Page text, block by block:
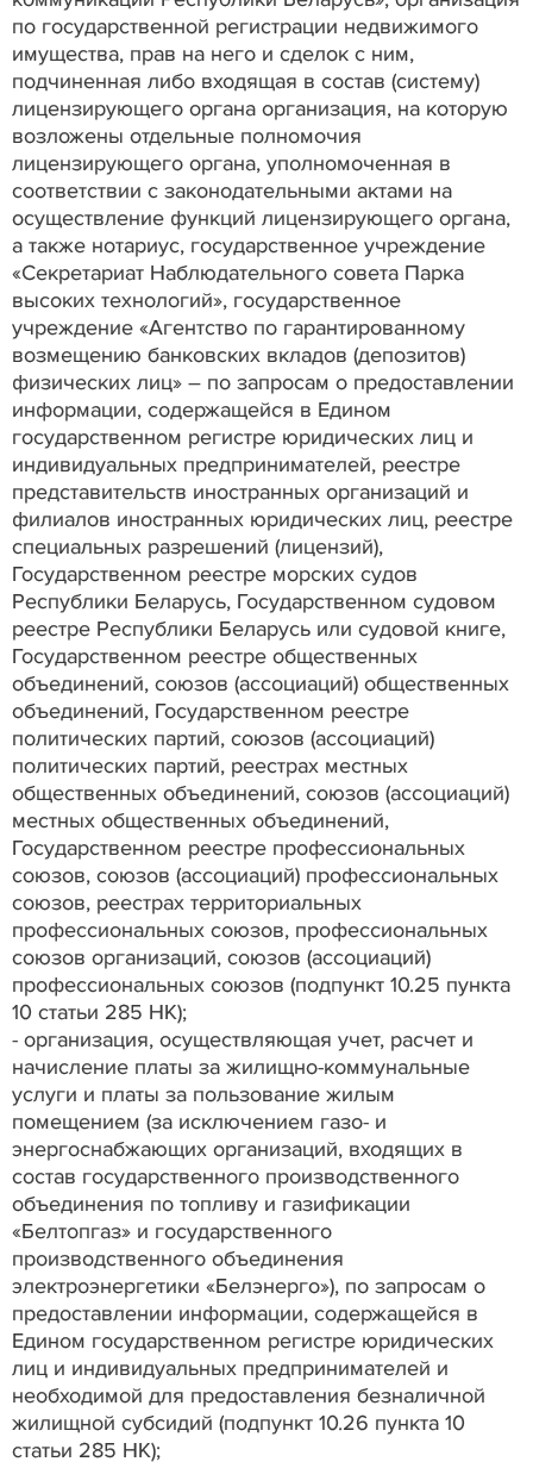
по государственной регистрации недвижимого
имущества, прав на него и сделок с ним,
подчиненная либо входящая в состав (систему)
лицензирующего органа организация, на которую
возложены отдельные полномочия
лицензирующего органа, уполномоченная в
соответствии с законодательными актами на
осуществление функций лицензирующего органа,
а также нотариус, государственное учреждение
«Секретариат Наблюдательного совета Парка
высоких технологий», государственное
учреждение «Агентство по гарантированному
возмещению банковских вкладов (депозитов)
физических лиц» – по запросам о предоставлении
информации, содержащейся в Едином
государственном регистре юридических лиц и
индивидуальных предпринимателей, реестре
представительств иностранных организаций и
филиалов иностранных юридических лиц, реестре
специальных разрешений (лицензий),
Государственном реестре морских судов
Республики Беларусь, Государственном судовом
реестре Республики Беларусь или судовой книге,
Государственном реестре общественных
объединений, союзов (ассоциаций) общественных
объединений, Государственном реестре
политических партий, союзов (ассоциаций)
политических партий, реестрах местных
общественных объединений, союзов (ассоциаций)
местных общественных объединений,
Государственном реестре профессиональных
союзов, союзов (ассоциаций) профессиональных
союзов, реестрах территориальных
профессиональных союзов, профессиональных
союзов организаций, союзов (ассоциаций)
профессиональных союзов (подпункт 10.25 пункта
10 статьи 285 НК);
- организация, осуществляющая учет, расчет и
начисление платы за жилищно-коммунальные
услуги и платы за пользование жилым
помещением (за исключением газо- и
энергоснабжающих организаций, входящих в
состав государственного производственного
объединения по топливу и газификации
«Белтопгаз» и государственного
производственного объединения
электроэнергетики «Белэнерго»), по запросам о
предоставлении информации, содержащейся в
Едином государственном регистре юридических
лиц и индивидуальных предпринимателей и
необходимой для предоставления безналичной
жилищной субсидий (подпункт 10.26 пункта 10
статьи 285 НК);